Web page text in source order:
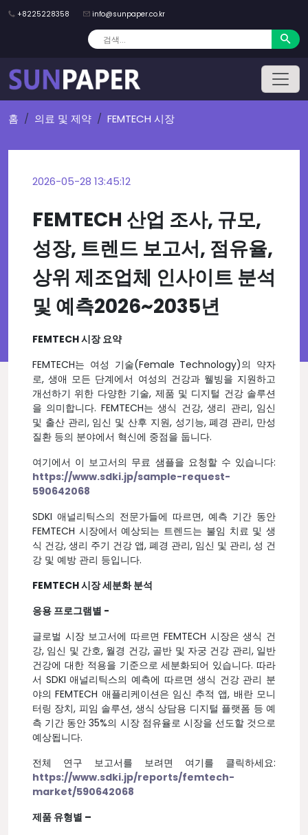
+8225228358 info@sunpaper.co.kr
홈 의료 및 제약 FEMTECH 시장
2026-05-28 13:45:12
FEMTECH 산업 조사, 규모,
성장, 트렌드 보고서, 점유율,
상위 제조업체 인사이트 분석
및 예측2026~2035년
FEMTECH 시장 요약
FEMTECH는 여성 기술(Female Technology)의 약자
로, 생애 모든 단계에서 여성의 건강과 웰빙을 지원하고
개선하기 위한 다양한 기술, 제품 및 디지털 건강 솔루션
을 의미합니다. FEMTECH는 생식 건강, 생리 관리, 임신
및 출산 관리, 임신 및 산후 지원, 성기능, 폐경 관리, 만성
질환 등의 분야에서 혁신에 중점을 둡니다.
여기에서 이 보고서의 무료 샘플을 요청할 수 있습니다:
https://www.sdki.jp/sample-request-
590642068
SDKI 애널리틱스의 전문가들에 따르면, 예측 기간 동안
FEMTECH 시장에서 예상되는 트렌드는 불임 치료 및 생
식 건강, 생리 주기 건강 앱, 폐경 관리, 임신 및 관리, 성 건
강 및 예방 관리 등입니다.
FEMTECH 시장 세분화 분석
응용 프로그램별 -
글로벌 시장 보고서에 따르면 FEMTECH 시장은 생식 건
강, 임신 및 간호, 월경 건강, 골반 및 자궁 건강 관리, 일반
건강에 대한 적용을 기준으로 세분화되어 있습니다. 따라
서 SDKI 애널리틱스의 예측에 따르면 생식 건강 관리 분
야의 FEMTECH 애플리케이션은 임신 추적 앱, 배란 모니
터링 장치, 피임 솔루션, 생식 상담용 디지털 플랫폼 등 예
측 기간 동안 35%의 시장 점유율로 시장을 선도할 것으로
예상됩니다.
전체 연구 보고서를 보려면 여기를 클릭하세요:
https://www.sdki.jp/reports/femtech-
market/590642068
제품 유형별 –